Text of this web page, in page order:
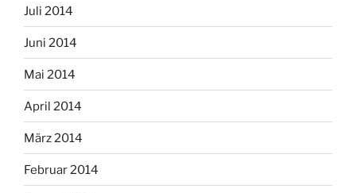
Juli 2014
Juni 2014
Mai 2014
April 2014
März 2014
Februar 2014